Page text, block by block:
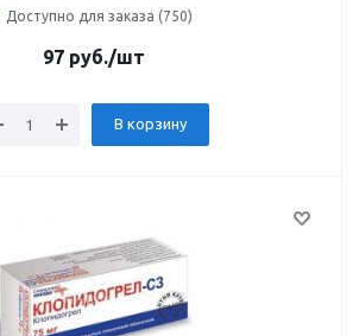
Доступно для заказа (750)
97 руб./шт
В корзину